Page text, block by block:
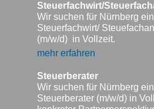
Steuerfachwirt/
Wir suchen für Nürnberg
Steuerfachwirt/
(m/w/d) in Vollzeit.
mehr erfahren
Steuerberater
Wir suchen für Nürnberg
Steuerberater (m/w/d) in